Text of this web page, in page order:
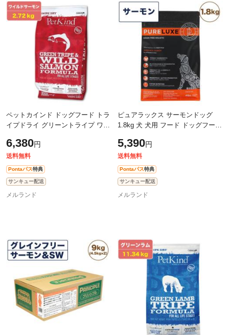
ペットカインド ドッグフード トラ
イプドライ グリーントライプ ワイ
肉 グレインフリー 2.72kg
6,380円
送料無料
Pontaパス特典
サンキュー配送
メルランド
ピュアラックス サーモンドッグ
1.8kg 犬 犬用 フード ドッグフード
安全 DHA EPA
5,390円
送料無料
Pontaパス特典
サンキュー配送
メルランド